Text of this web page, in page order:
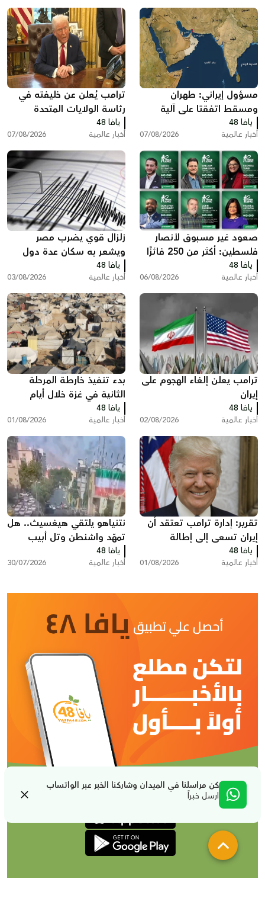
كن مراسلنا في الميدان وشاركنا الخبر عبر الواتساب
ارسل خبراً
مسؤول إيراني: طهران
ومسقط اتفقتا على آلية
لعبور مضيق هرمز تتضمن
رسوم خدماتية
يافا 48
أخبار عالمية 07/08/2026
ترامب يُعلن عن خليفته في
رئاسة الولايات المتحدة
يافا 48
أخبار عالمية 07/08/2026
صعود غير مسبوق لأنصار
فلسطين: أكثر من 250 فائزًا
بينهم 35 في الكونغرس
يافا 48
أخبار عالمية 06/08/2026
زلزال قوي يضرب مصر
ويشعر به سكان عدة دول
يافا 48
أخبار عالمية 03/08/2026
ترامب يعلن إلغاء الهجوم على
إيران
يافا 48
أخبار عالمية 02/08/2026
بدء تنفيذ خارطة المرحلة
الثانية في غزة خلال أيام
يافا 48
أخبار عالمية 01/08/2026
تقرير: إدارة ترامب تعتقد أن
إيران تسعى إلى إطالة
المفاوضات ودول خليجية
تدعو إلى تصعيد أمريكي
يافا 48
أخبار عالمية 01/08/2026
نتنياهو يلتقي هيغسيث.. هل
تمهّد واشنطن وتل أبيب
لضربة جديدة ضد إيران؟
يافا 48
أخبار عالمية 30/07/2026